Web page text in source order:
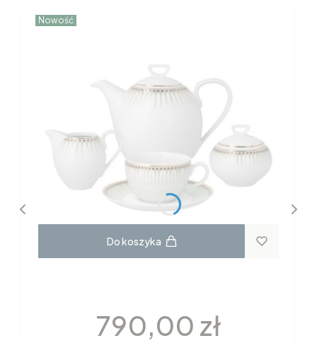
Nowość
Do koszyka
Cena
790,00 zł